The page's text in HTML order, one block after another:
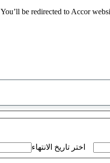
You’ll be redirected to Accor
اختر تاريخ الانتهاء